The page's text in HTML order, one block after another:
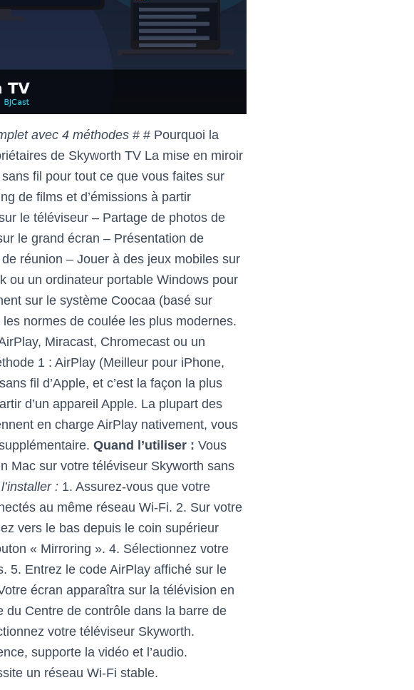
avec 4 méthodes # # Pourquoi la
de Skyworth TV La mise en miroir
fil pour tout ce que vous faites sur
de films et d’émissions à partir
le téléviseur – Partage de photos de
le grand écran – Présentation de
réunion – Jouer à des jeux mobiles sur
ou un ordinateur portable Windows pour
sur le système Coocaa (basé sur
normes de coulée les plus modernes.
Miracast, Chromecast ou un
1 : AirPlay (Meilleur pour iPhone,
fil d’Apple, et c’est la façon la plus
d’un appareil Apple. La plupart des
en charge AirPlay nativement, vous
Quand l’utiliser : Vous
Mac sur votre téléviseur Skyworth sans
: 1. Assurez-vous que votre
au même réseau Wi-Fi. 2. Sur votre
vers le bas depuis le coin supérieur
« Mirroring ». 4. Sélectionnez votre
5. Entrez le code AirPlay affiché sur le
écran apparaîtra sur la télévision en
du Centre de contrôle dans la barre de
votre téléviseur Skyworth.
supporte la vidéo et l’audio.
un réseau Wi-Fi stable.